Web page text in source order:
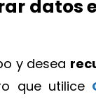
datos
y desea
que utilice